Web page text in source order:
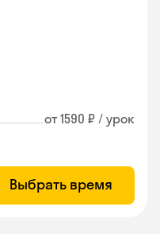
от 1590 ₽ / урок
Выбрать время